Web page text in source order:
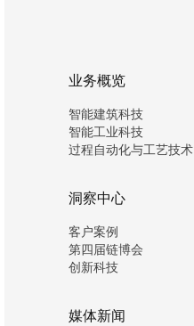
业务概览
智能建筑科技
智能工业科技
过程自动化与工艺技术
洞察中心
客户案例
第四届链博会
创新科技
媒体新闻